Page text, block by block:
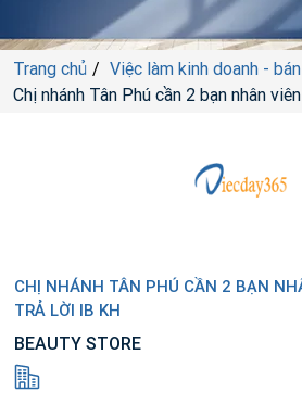
Trang chủ
Việc làm kinh doanh -
Chị nhánh Tân Phú cần 2 bạn nhân
CHỊ NHÁNH TÂN PHÚ CẦN 2 BẠN
TRẢ LỜI IB KH
BEAUTY STORE